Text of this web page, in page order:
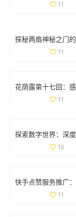
11
11
11
10
11